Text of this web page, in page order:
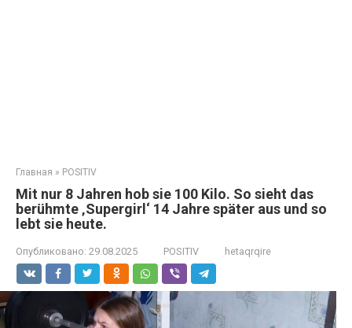
Главная » POSITIV
Mit nur 8 Jahren hob sie 100 Kilo. So sieht das
berühmte ‚Supergirl‘ 14 Jahre später aus und so
lebt sie heute.
Опубликовано: 29.08.2025 POSITIV hetaqrqire